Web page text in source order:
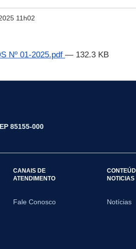
11h02
Nº 01-2025.pdf — 132.3 KB
85155-000
CANAIS DE
ATENDIMENTO
Fale Conosco
NOTICIAS
Notícias